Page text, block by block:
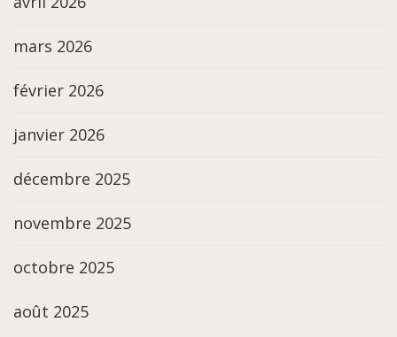
mars 2026
février 2026
janvier 2026
décembre 2025
novembre 2025
octobre 2025
août 2025